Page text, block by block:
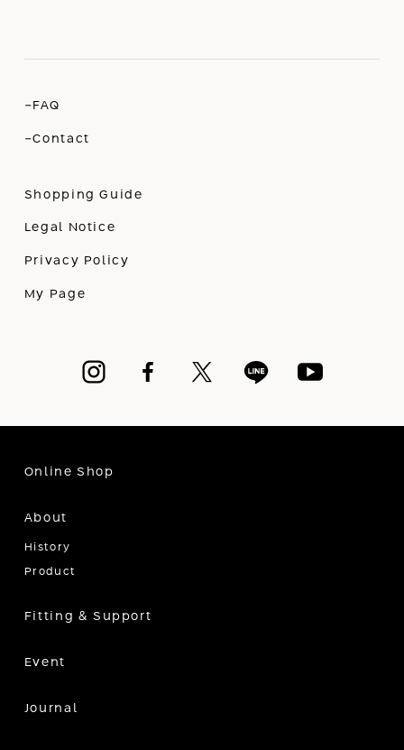
-FAQ
-Contact
Shopping Guide
Legal Notice
Privacy Policy
My Page
Online Shop
About
History
Product
Fitting & Support
Event
Journal